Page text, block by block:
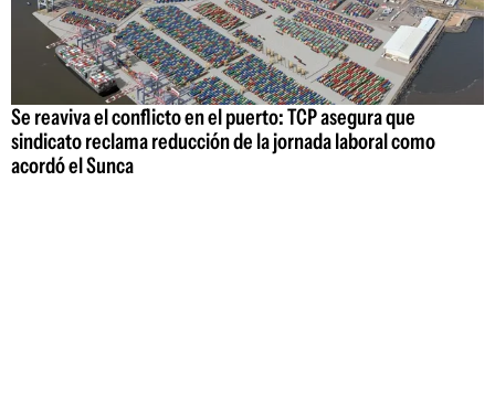
Se reaviva el conflicto en el puerto: TCP asegura que
sindicato reclama reducción de la jornada laboral como
acordó el Sunca